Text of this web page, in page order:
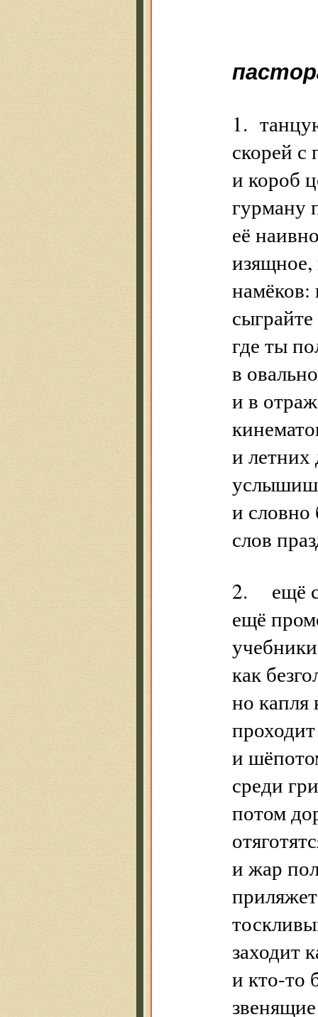
1.
скорей с
и короб
гурману
её
где ты
в
и в
и
и
слов
2. ещё
ещё
как
но капля
и
среди
потом
и жар
заходит
и кто-то